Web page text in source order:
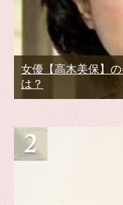
女優【高木美保】
は？